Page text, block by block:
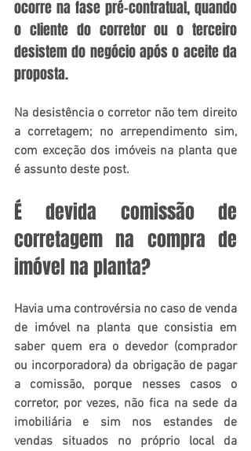
ocorre na fase pré-contratual, quando
o cliente do corretor ou o terceiro
desistem do negócio após o aceite da
proposta.
Na desistência o corretor não tem direito
a corretagem; no arrependimento sim,
com exceção dos imóveis na planta que
é assunto deste post.
É devida comissão de
corretagem na compra de
imóvel na planta?
Havia uma controvérsia no caso de venda
de imóvel na planta que consistia em
saber quem era o devedor (comprador
ou incorporadora) da obrigação de pagar
a comissão, porque nesses casos o
corretor, por vezes, não fica na sede da
imobiliária e sim nos estandes de
vendas situados no próprio local da